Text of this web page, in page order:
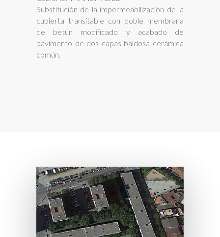
Substitución de la impermeabilización de la
cubierta transitable con doble membrana
de betún modificado y acabado de
pavimento de dos capas baldosa cerámica
común.